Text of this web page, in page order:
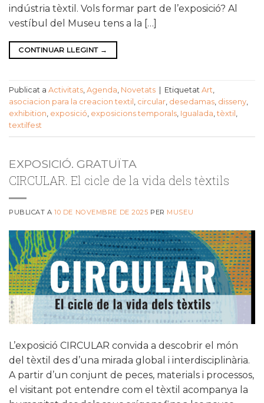
indústria tèxtil. Vols formar part de l’exposició? Al
vestíbul del Museu tens a la […]
CONTINUAR LLEGINT →
Publicat a Activitats, Agenda, Novetats Etiquetat Art,
asociacion para la creacion textil , circular, desedamas, disseny,
exhibition, exposició, exposicions temporals, Igualada, tèxtil ,
textilfest
EXPOSICIÓ. GRATUÏTA
CIRCULAR. El cicle de la vida dels tèxtils
PUBLICAT A10 DE NOVEMBRE DE 2025 PER MUSEU
L’exposició CIRCULAR convida a descobrir el món
del tèxtil des d’una mirada global i interdisciplinària.
A partir d’un conjunt de peces, materials i processos,
el visitant pot entendre com el tèxtil acompanya la